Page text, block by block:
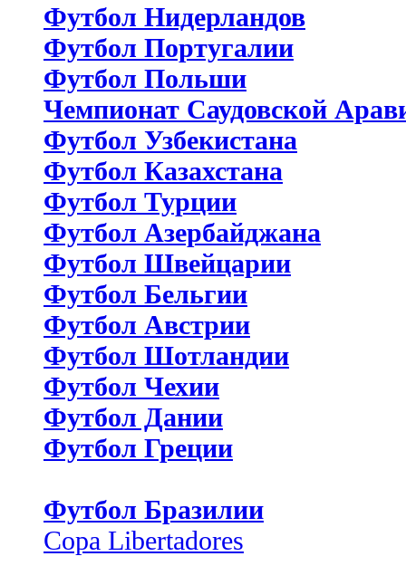
Футбол Нидерландов
Футбол Португалии
Футбол Польши
Чемпионат Саудовской
Футбол Узбекистана
Футбол Казахстана
Футбол Турции
Футбол Азербайджана
Футбол Швейцарии
Футбол Бельгии
Футбол Австрии
Футбол Шотландии
Футбол Чехии
Футбол Дании
Футбол Греции
Футбол Бразилии
Copa Libertadores